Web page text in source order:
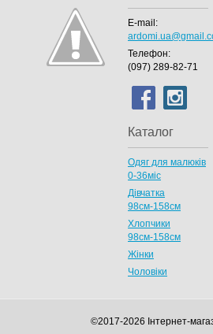
E-mail:
Телефон:
(097) 289-82-71
Каталог
Одяг для малюків
0-36міс
Дівчатка
98cм-158см
Хлопчики
98см-158см
Жінки
Чоловіки
©2017-2026 Інтернет-